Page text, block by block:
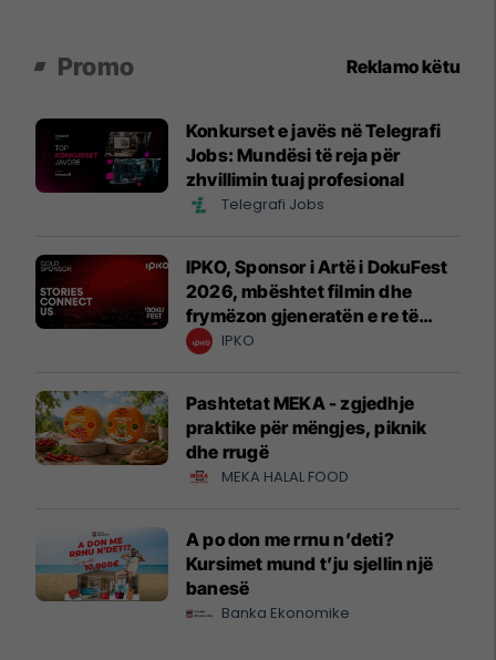
Promo Reklamo këtu
Konkurset e javës në Telegrafi
Jobs: Mundësi të reja për
zhvillimin tuaj profesional
Telegrafi Jobs
IPKO, Sponsor i Artë i DokuFest
2026, mbështet filmin dhe
frymëzon gjeneratën e re të
krijuesve
IPKO
Pashtetat MEKA - zgjedhje
praktike për mëngjes, piknik
dhe rrugë
MEKA HALAL FOOD
A po don me rrnu n’deti?
Kursimet mund t’ju sjellin një
banesë
Banka Ekonomike